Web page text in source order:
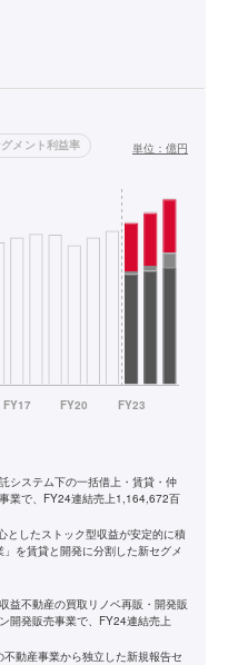
グメント利益率 単位： 億円
システム下の一括借上・賃貸・仲
業で、FY24連結売上1,164,672百
したストック型収益が安定的に積
を賃貸と開発に分割した新セグメ
益不動産の買取リノベ再販・開発販
開発販売事業で、FY24連結売上
動産事業から独立した新規報告セ